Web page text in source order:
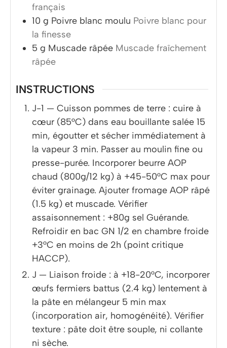
français
10 g Poivre blanc moulu Poivre blanc pour
la finesse
5 g Muscade râpée Muscade fraîchement
râpée
INSTRUCTIONS
J-1 — Cuisson pommes de terre : cuire à
cœur (85°C) dans eau bouillante salée 15
min, égoutter et sécher immédiatement à
la vapeur 3 min. Passer au moulin fine ou
presse-purée. Incorporer beurre AOP
chaud (800g/12 kg) à +45-50°C max pour
éviter grainage. Ajouter fromage AOP râpé
(1.5 kg) et muscade. Vérifier
assaisonnement : +80g sel Guérande.
Refroidir en bac GN 1/2 en chambre froide
+3°C en moins de 2h (point critique
HACCP).
J — Liaison froide : à +18-20°C, incorporer
œufs fermiers battus (2.4 kg) lentement à
la pâte en mélangeur 5 min max
(incorporation air, homogénéité). Vérifier
texture : pâte doit être souple, ni collante
ni sèche.